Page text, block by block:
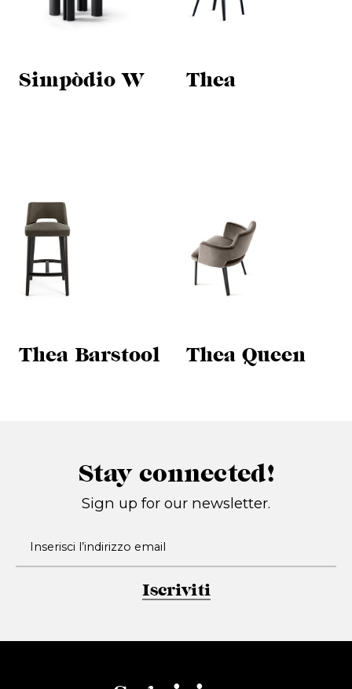
Simpòdio W Thea
Thea Barstool Thea Queen
Stay connected!
Sign up for our newsletter.
Iscriviti